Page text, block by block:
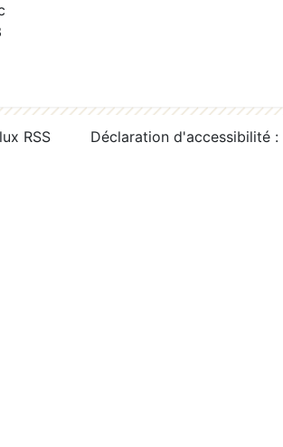
RSS Déclaration d'accessibilité